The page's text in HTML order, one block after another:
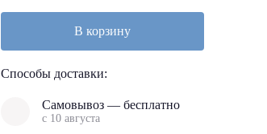
В корзину
Способы доставки:
Самовывоз — бесплатно
с 10 августа